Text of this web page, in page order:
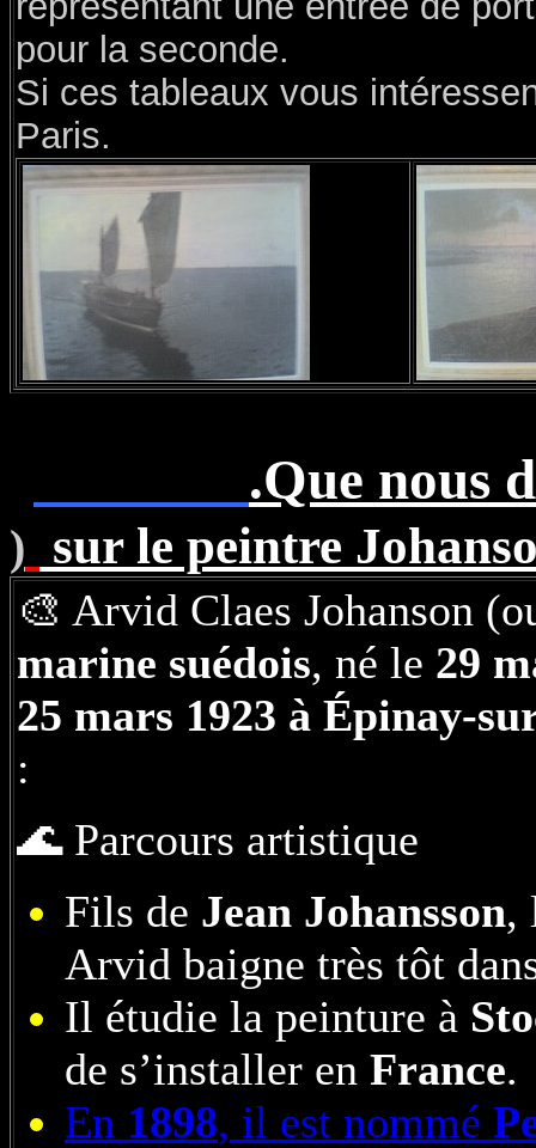
pour la seconde.
Si ces tableaux vous
Paris.
.Que
) sur le peintre
🎨 Arvid Claes Johanson
marine suédois, né le 29
25 mars 1923 à Épinay-
:
🌊 Parcours artistique
Fils de Jean Johansson,
Arvid baigne très tôt
Il étudie la peinture à
de s’installer en France.
En 1898, il est nommé